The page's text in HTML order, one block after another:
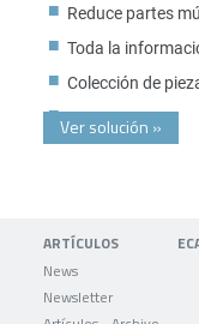
Reduce partes
Toda la
Colección de
Ver solución »
ARTÍCULOS
News
Newsletter